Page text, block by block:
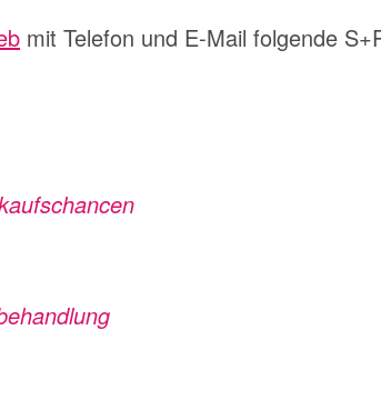
mit Telefon und E-Mail folgende